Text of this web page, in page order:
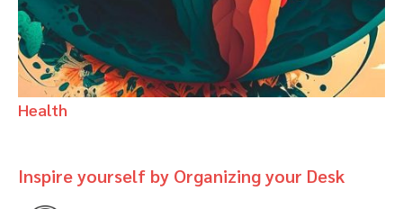
Health
Inspire yourself by Organizing your Desk